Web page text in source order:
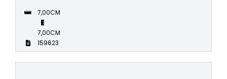
7,00CM
7,00CM
159623